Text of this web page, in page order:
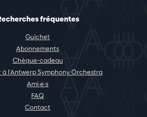
fréquentes
Guichet
Abonnements
Chèque-cadeau
à l'Antwerp Symphony Orchestra
Ami·e·s
FAQ
Contact